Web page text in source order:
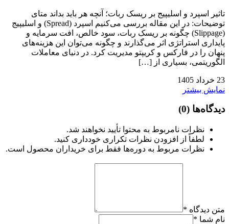
تاثیر اسپرد و اسلیپیج بر ریسک ربات؛ آنچه هر باید بداند متای
توضیحات: در این مقاله بررسی می‌کنیم اسپرد (Spread) و اسلیپیج
(Slippage) چگونه بر ریسک ربات، سود خالص، افت سرمایه و
پایداری استراتژی اثر می‌گذارند و چگونه می‌توان این هزینه‌های
پنهان را در فارکس و کریپتو مدیریت کرد. در دنیای معاملات
الگوریتمی، بسیاری از […]
23 خرداد 1405
نمایش بیشتر
دیدگاه‌ها (0)
نظرات نامربوط به محتوا تأیید نخواهند شد.
لطفاً از افزودن نظرات تکراری خودداری کنید.
نظرات مربوط به دوره‌ها فقط برای خریداران محصول است.
متن دیدگاه *
نام شما *